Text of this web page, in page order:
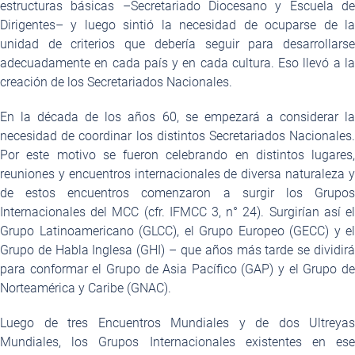
estructuras básicas –Secretariado Diocesano y Escuela de
Dirigentes– y luego sintió la necesidad de ocuparse de la
unidad de criterios que debería seguir para desarrollarse
adecuadamente en cada país y en cada cultura. Eso llevó a la
creación de los Secretariados Nacionales.
En la década de los años 60, se empezará a considerar la
necesidad de coordinar los distintos Secretariados Nacionales.
Por este motivo se fueron celebrando en distintos lugares,
reuniones y encuentros internacionales de diversa naturaleza y
de estos encuentros comenzaron a surgir los Grupos
Internacionales del MCC (cfr. IFMCC 3, n° 24). Surgirían así el
Grupo Latinoamericano (GLCC), el Grupo Europeo (GECC) y el
Grupo de Habla Inglesa (GHI) – que años más tarde se dividirá
para conformar el Grupo de Asia Pacífico (GAP) y el Grupo de
Norteamérica y Caribe (GNAC).
Luego de tres Encuentros Mundiales y de dos Ultreyas
Mundiales, los Grupos Internacionales existentes en ese